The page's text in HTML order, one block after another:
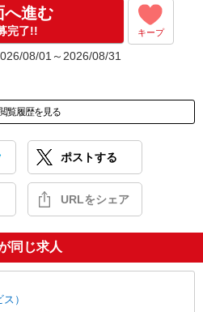
へ進む
完了!! キープ
08/01～2026/08/31
閲覧履歴を見る
ポストする
URLをシェア
同じ求人
）